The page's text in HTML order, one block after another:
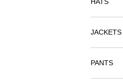
JACKETS
PANTS